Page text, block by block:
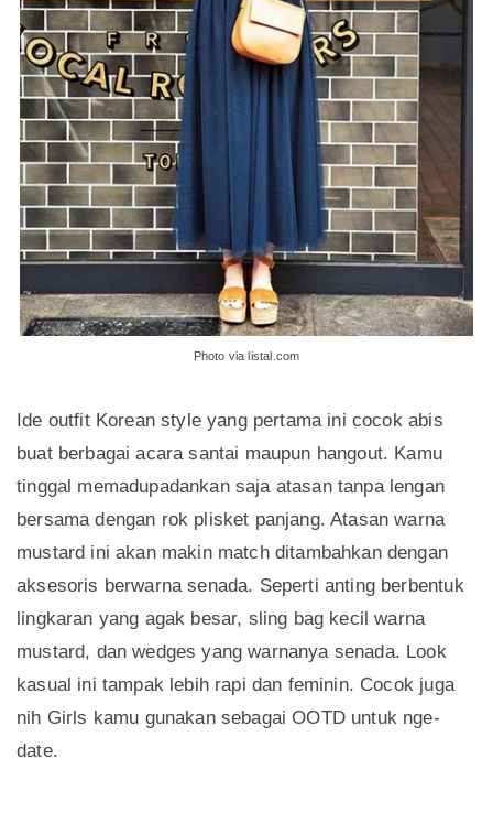
Photo via listal.com
Ide outfit Korean style yang pertama ini cocok abis
buat berbagai acara santai maupun hangout. Kamu
tinggal memadupadankan saja atasan tanpa lengan
bersama dengan rok plisket panjang. Atasan warna
mustard ini akan makin match ditambahkan dengan
aksesoris berwarna senada. Seperti anting berbentuk
lingkaran yang agak besar, sling bag kecil warna
mustard, dan wedges yang warnanya senada. Look
kasual ini tampak lebih rapi dan feminin. Cocok juga
nih Girls kamu gunakan sebagai OOTD untuk nge-
date.